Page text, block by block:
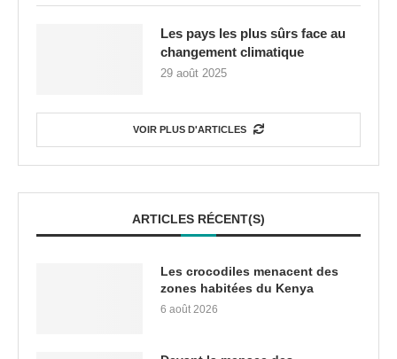
Les pays les plus sûrs face au
changement climatique
29 août 2025
VOIR PLUS D'ARTICLES
ARTICLES RÉCENT(S)
Les crocodiles menacent des
zones habitées du Kenya
6 août 2026